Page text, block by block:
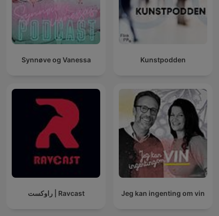
Synnøve og Vanessa Kunstpodden
راوکست | Ravcast Jeg kan ingenting om vin